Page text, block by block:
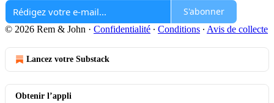
S'abonner
© 2026 Rem & John · Confidentialité ∙ Conditions ∙ Avis de collecte
Lancez votre Substack
Obtenir l’appli